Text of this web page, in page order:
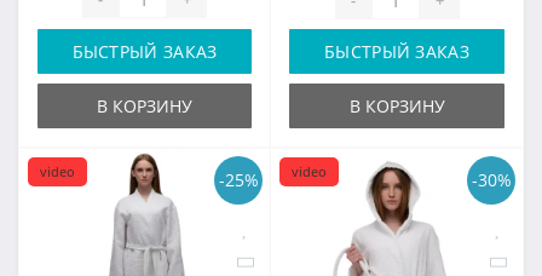
БЫСТРЫЙ ЗАКАЗ
В КОРЗИНУ
БЫСТРЫЙ ЗАКАЗ
В КОРЗИНУ
-25%
video -30%
video